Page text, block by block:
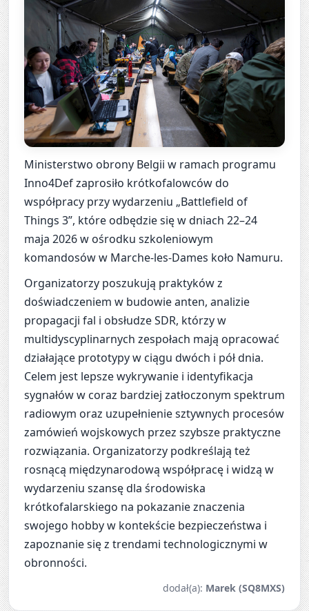
Ministerstwo obrony Belgii w ramach programu
Inno4Def zaprosiło krótkofalowców do
współpracy przy wydarzeniu „Battlefield of
Things 3”, które odbędzie się w dniach 22–24
maja 2026 w ośrodku szkoleniowym
komandosów w Marche‑les‑Dames koło Namuru.
Organizatorzy poszukują praktyków z
doświadczeniem w budowie anten, analizie
propagacji fal i obsłudze SDR, którzy w
multidyscyplinarnych zespołach mają opracować
działające prototypy w ciągu dwóch i pół dnia.
Celem jest lepsze wykrywanie i identyfikacja
sygnałów w coraz bardziej zatłoczonym spektrum
radiowym oraz uzupełnienie sztywnych procesów
zamówień wojskowych przez szybsze praktyczne
rozwiązania. Organizatorzy podkreślają też
rosnącą międzynarodową współpracę i widzą w
wydarzeniu szansę dla środowiska
krótkofalarskiego na pokazanie znaczenia
swojego hobby w kontekście bezpieczeństwa i
zapoznanie się z trendami technologicznymi w
obronności.
dodał(a): Marek (SQ8MXS)